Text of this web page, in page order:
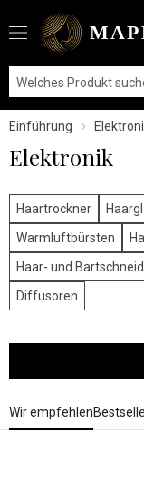
Einführung
Elektronik
Haartrockner
Warmluftbürsten
Haar- und
Diffusoren
Wir empfehlen